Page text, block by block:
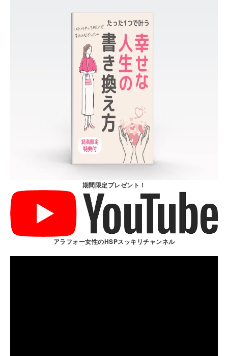
期間限定プレゼント！
アラフォー女性のHSPスッキリチャンネル